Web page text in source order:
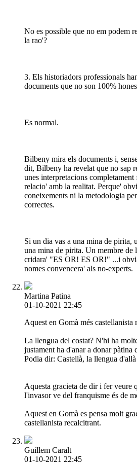
No es possible que no em podem
la rao'?
3. Els historiadors professionals
documents que no son 100%
Es normal.
Bilbeny mira els documents i,
dit, Bilbeny ha revelat que no sap
unes interpretacions completament
relacio' amb la realitat. Perque'
coneixements ni la metodologia
correctes.
Si un dia vas a una mina de pirita,
una mina de pirita. Un membre
cridara' "ES OR! ES OR!" ...i
nomes convencera' als no-experts.
Martina Patina
01-10-2021 22:45
Aquest en Gomà més castellanista
La llengua del costat? N'hi ha
justament ha d'anar a donar pàtina
Podia dir: Castellà, la llengua
Aquesta gracieta de dir i fer veure
l'invasor ve del franquisme és de
Aquest en Gomà es pensa molt
castellanista recalcitrant.
Guillem Caralt
01-10-2021 22:45